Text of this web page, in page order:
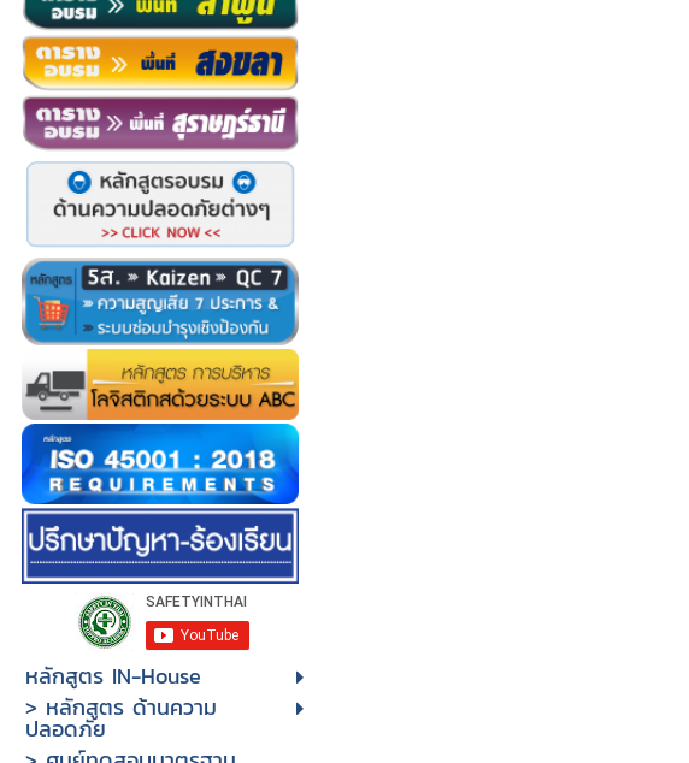
หลักสูตร IN-House
> หลักสูตร ด้านความ
ปลอดภัย